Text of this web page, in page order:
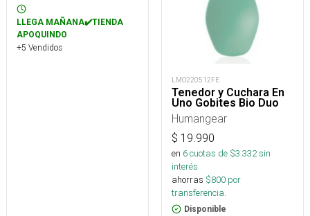
LLEGA MAÑANA✔️TIENDA
APOQUINDO
+5 Vendidos
LMO220512FE
Tenedor y Cuchara En
Uno Gobites Bio Duo
Humangear
$ 19.990
en 6cuotas de $3.332sin
interés
ahorras $800 por
transferencia.
Disponible